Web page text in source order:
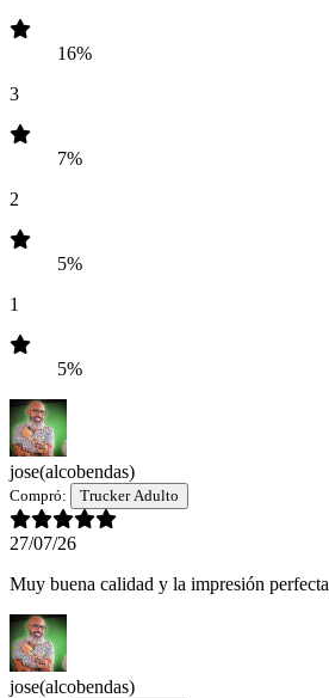
16%
3
7%
2
5%
1
5%
jose(alcobendas)
Compró: Trucker Adulto
27/07/26
Muy buena calidad y la impresión perfecta
jose(alcobendas)